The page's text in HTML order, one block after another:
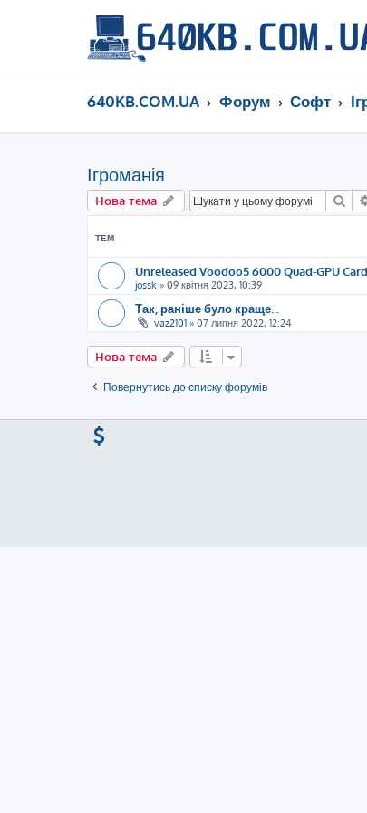
640KB.COM.UA Форум Софт
Ігроманія
Нова тема
ТЕМ
Unreleased Voodoo5 6000 Quad-GPU Card
jossk » 09 квітня 2023, 10:39
Так, раніше було краще...
vaz2101 » 07 липня 2022, 12:24
Нова тема
Повернутись до списку форумів